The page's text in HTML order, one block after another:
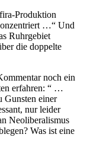
Produktion
…“ Und
Ruhrgebiet
die doppelte
noch ein
erfahren: “ …
Gunsten einer
nur leider
Neoliberalismus
Was ist eine